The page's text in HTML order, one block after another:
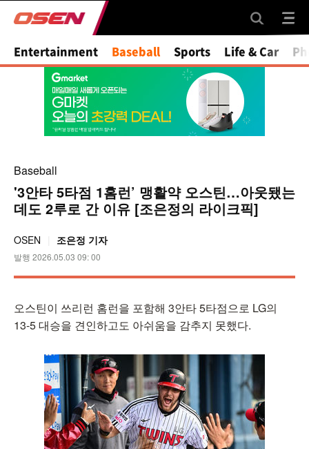
Entertainment Baseball Sports Life & Car
Baseball
'3안타 5타점 1홈런’ 맹활약 오스틴…아웃됐는
데도 2루로 간 이유 [조은정의 라이크픽]
OSEN 조은정 기자
발행 2026.05.03 09: 00
오스틴이 쓰리런 홈런을 포함해 3안타 5타점으로 LG의
13-5 대승을 견인하고도 아쉬움을 감추지 못했다.